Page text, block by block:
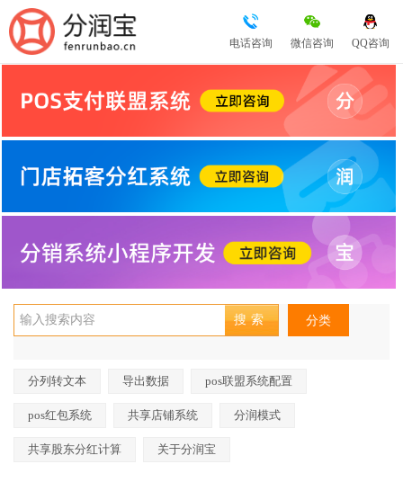
QQ咨询
微信咨询
电话咨询
分类
分列转文本 导出数据 pos联盟系统配置
pos红包系统 共享店铺系统 分润模式
共享股东分红计算 关于分润宝